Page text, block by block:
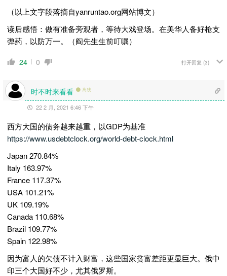
（以上文字段落摘自yanruntao.org网站博文）
读后感悟：做有准备旁观者，等待大戏登场。在美华人备好枪支
弹药，以防万一。（阎先生生前叮嘱）
24 0 打开回复 (3)
时不时来看看 离线
22 2 月, 2021 6:46 下午
西方大国的债务越来越重，以GDP为基准
https://www.usdebtclock.org/world-debt-clock.html
Japan 270.84%
Italy 163.97%
France 117.37%
USA 101.21%
UK 109.19%
Canada 110.68%
Brazil 109.77%
Spain 122.98%
因为富人的欠债不计入财富，这些国家贫富差距更显巨大。俄中
印三个大国好不少，尤其俄罗斯。